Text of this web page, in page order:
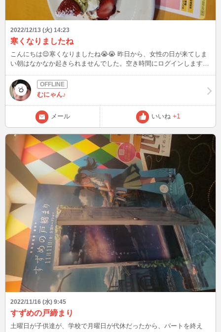
2022/12/13 (火) 14:23
寒くなりましたね
こんにちは😌寒くなりましたね😭😭 昨日から、女性の日が来てしま
い朝はなかなか起きられませんでした。空き時間にログインします
間の合う方、お話よろしくお願いします😊写真は、日曜日におやつタ
イムでガストに行って食べたデザートです😁 甘い物とコーヒー☕、紅
茶好きなので💕イチゴとピスタチオのトライフルてメニュー名でし
た。美味しかった😋
むにゃん♪
メール いいね +1
2022/11/16 (水) 9:45
すずめの戸締まり
土曜日が子供達が、学校で月曜日が代休だったから、パートを終え